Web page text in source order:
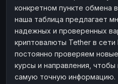
конкретном пункте обмена
наша таблица предлагает
надежных и проверенных
криптовалюты Tether в сети
постоянно проверяем
курсы и направления,
самую точную информацию.